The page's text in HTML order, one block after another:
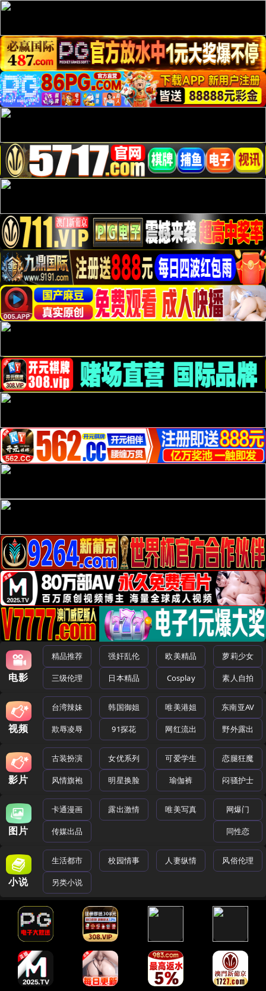
电影
精品推荐 强奸乱伦 欧美精品 萝莉少女
三级伦理 日本精品 Cosplay 素人自拍
视频
台湾辣妹 韩国御姐 唯美港姐 东南亚AV
欺辱凌辱 91探花 网红流出 野外露出
影片
古装扮演 女优系列 可爱学生 恋腿狂魔
风情旗袍 明星换脸 瑜伽裤 闷骚护士
图片
卡通漫画 露出激情 唯美写真 网爆门
传媒出品 同性恋
小说
生活都市 校园情事 人妻纵情 风俗伦理
另类小说